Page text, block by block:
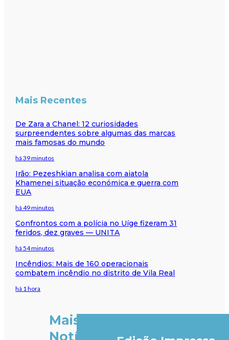
Mais Recentes
De Zara a Chanel: 12 curiosidades
surpreendentes sobre algumas das marcas
mais famosas do mundo
há 39 minutos
Irão: Pezeshkian analisa com aiatola
Khamenei situação económica e guerra com
EUA
há 49 minutos
Confrontos com a polícia no Uíge fizeram 31
feridos, dez graves — UNITA
há 54 minutos
Incêndios: Mais de 160 operacionais
combatem incêndio no distrito de Vila Real
há 1 hora
Mais
Notícias